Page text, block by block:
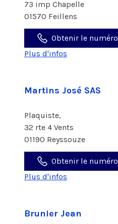
73 imp Chapelle
01570 Feillens
Obtenir le numéro
Plus d'infos
Martins José SAS
Plaquiste,
32 rte 4 Vents
01190 Reyssouze
Obtenir le numéro
Plus d'infos
Brunier Jean